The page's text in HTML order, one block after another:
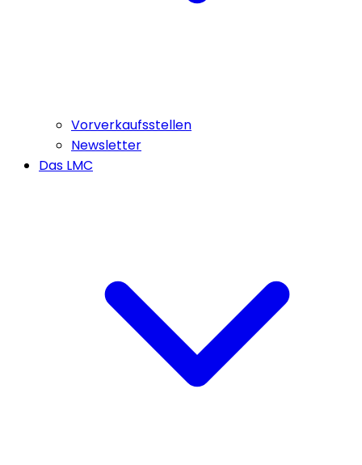
Vorverkaufsstellen
Newsletter
Das LMC